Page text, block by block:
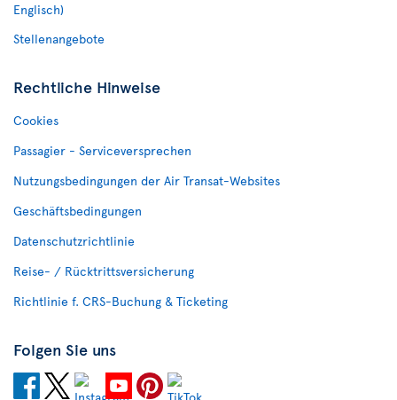
Englisch)
Stellenangebote
Rechtliche Hinweise
Cookies
Passagier - Serviceversprechen
Nutzungsbedingungen der Air Transat-Websites
Geschäftsbedingungen
Datenschutzrichtlinie
Reise- / Rücktrittsversicherung
Richtlinie f. CRS-Buchung & Ticketing
Folgen Sie uns